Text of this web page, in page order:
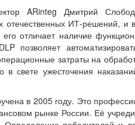
ARinteg Дмитрий
отечественных ИТ-решений, и
отличает наличие
позволяет
затраты на
в свете ужесточения
в 2005 году. Это
рынке России. Её